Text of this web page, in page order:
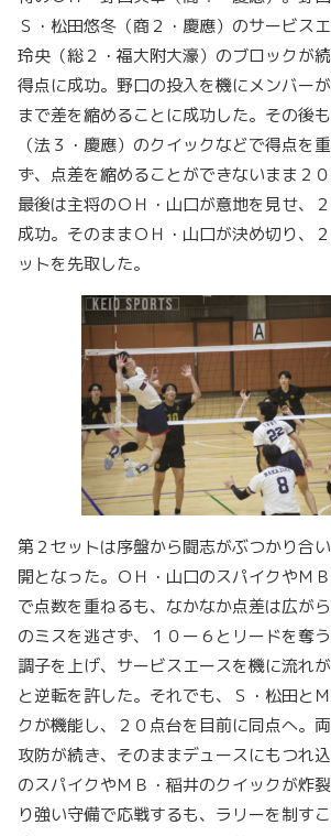
Ｓ・松田悠冬（商２・慶應）のサービス
玲央（総２・福大附大濠）のブロックが
得点に成功。野口の投入を機にメンバー
まで差を縮めることに成功した。その後
（法３・慶應）のクイックなどで得点を
ず、点差を縮めることができないまま２
最後は主将のＯＨ・山口が意地を見せ、
成功。そのままＯＨ・山口が決め切り、
ットを先取した。
第２セットは序盤から闘志がぶつかり合
開となった。ＯＨ・山口のスパイクやＭ
で点数を重ねるも、なかなか点差は広が
のミスを逃さず、１０ー６とリードを奪
調子を上げ、サービスエースを機に流れ
と逆転を許した。それでも、Ｓ・松田と
クが機能し、２０点台を目前に同点へ。
攻防が続き、そのままデュースにもつれ
のスパイクやＭＢ・稲井のクイックが炸
り強い守備で応戦するも、ラリーを制す